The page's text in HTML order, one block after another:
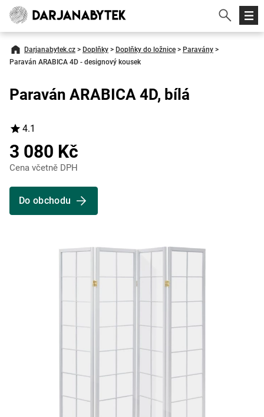
Darjanabytek.cz > Doplňky > Doplňky do ložnice > Paravány >
Paraván ARABICA 4D - designový kousek
Paraván ARABICA 4D, bílá
4.1
3 080 Kč
Cena včetně DPH
Do obchodu